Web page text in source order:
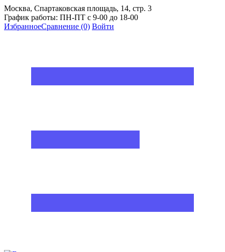
Москва, Спартаковская площадь, 14, стр. 3
График работы: ПН-ПТ с 9-00 до 18-00
ИзбранноеСравнение (0) Войти